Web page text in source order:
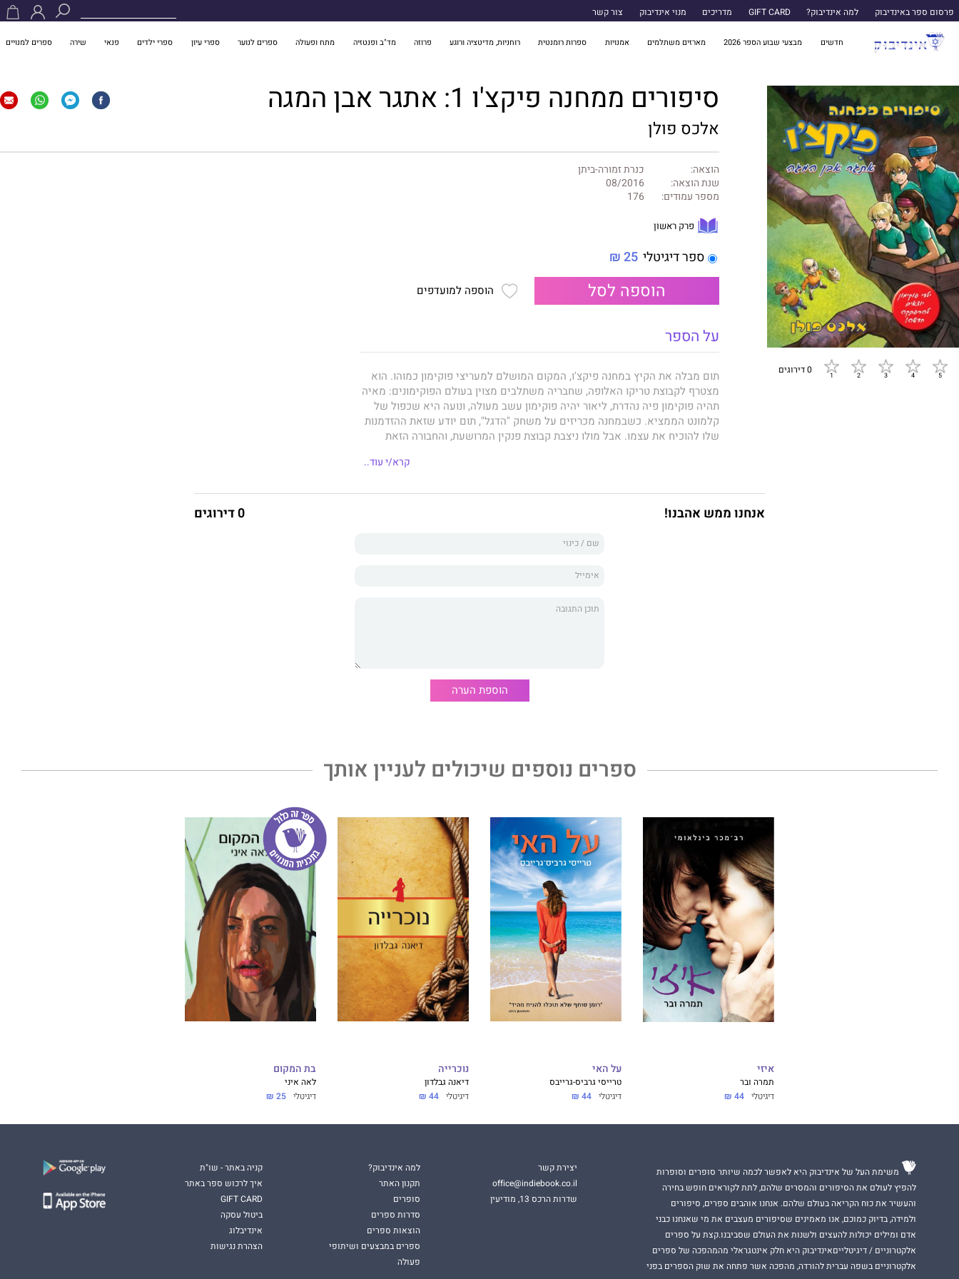
פרסום ספר באינדיבוק למה אינדיבוק? GIFT CARD מדריכים מנוי אינדיבוק צור קשר
חדשים מבצעי שבוע הספר 2026 מארזים משתלמים אמנויות ספרות רומנטית רוחניות, מדיטציה ורוגע פרוזה מד"ב ופנטזיה מתח ופעולה ספרים לנוער ספרי עיון ספרי ילדים פנאי שירה ספרים למנויים
0 דירוגים
סיפורים ממחנה פיקצ'ו 1: אתגר אבן המגה
אלכס פולן
הוצאה:
כנרת זמורה-ביתן
שנת הוצאה:
08/2016
מספר עמודים:
176
פרק ראשון
ספר דיגיטלי 25 ₪
הוספה לסל הוספה למועדפים
על הספר
תום מבלה את הקיץ במחנה פיקצ'ו, המקום המושלם למעריצי פוקימון כמוהו. הוא
מצטרף לקבוצת טריקו האלופה, שחבריה משתלבים מצוין בעולם הפוקימונים: מאיה
תהיה פוקימון פיה נהדרת, ליאור יהיה פוקימון עשב מעולה, ונועה היא שכפול של
קלמונט הממציא. כשבמחנה מכריזים על משחק "הדגל", תום יודע שזאת ההזדמנות
שלו להוכיח את עצמו. אבל מולו ניצבת קבוצת פנקין המרושעת, והחבורה הזאת
קרא/י עוד..
אנחנו ממש אהבנו! 0 דירוגים
הוספת הערה
ספרים נוספים שיכולים לעניין אותך
איזי
תמרה ובר
דיגיטלי 44 ₪
על האי
טרייסי גרביס-גרייבס
דיגיטלי 44 ₪
נוכרייה
דיאנה גבלדון
דיגיטלי 44 ₪
בת המקום
לאה איני
דיגיטלי 25 ₪
משימת העל של אינדיבוק היא לאפשר לכמה שיותר סופרים וסופרות
להפיץ לעולם את הסיפורים והמסרים שלהם, לתת לקוראים חופש בחירה
והעשיר את כוח הקריאה בעולם שלהם. אנחנו אוהבים ספרים, סיפורים
ולמידה, בדיוק כמוכם, אנו מאמינים שסיפורים מעצבים את מי שאנחנו כבני
אדם ומילים יכולות להעצים ולשנות את העולם שסביבנו.קצת על ספרים
אלקטרוניים / דיגיטלייםאינדיבוק היא חלק אינטגראלי מהמהפכה של ספרים
אלקטרוניים בשפה עברית להורדה, מהפכה אשר פתחה את שוק הספרים בפני
יצירת קשר
office@indiebook.co.il
שדרות הרכס 13, מודיעין
למה אינדיבוק?
תקנון האתר
סופרים
סדרות ספרים
הוצאות ספרים
ספרים במבצעים ושיתופי
פעולה
קניה באתר - שו"ת
איך לרכוש ספר באתר
GIFT CARD
ביטול עסקה
אינדיבלוג
הצהרת נגישות